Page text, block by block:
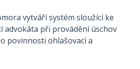
vytváří systém sloužící ke
při provádění úschov
povinnosti ohlašovací a